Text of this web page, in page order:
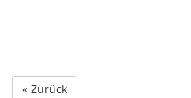
« Zurück